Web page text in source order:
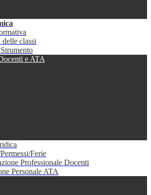
classi
e ATA
Ferie
Professionale Docenti
Personale ATA